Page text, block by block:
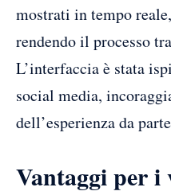
mostrati in tempo
rendendo il processo
L’interfaccia è stata
social media,
dell’esperienza da
Vantaggi per